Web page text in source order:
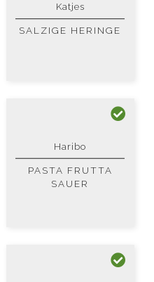
Katjes
SALZIGE HERINGE
Haribo
PASTA FRUTTA
SAUER